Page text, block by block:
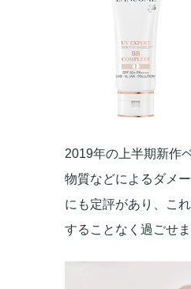
2019年の上半期新作
物質などによるダメ
にも定評があり、こ
することなく過ごせま